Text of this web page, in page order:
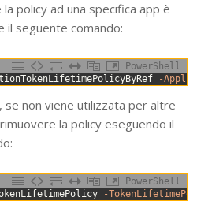
policy ad una specifica app è
il seguente comando:
PowerShell
-
se non viene utilizzata per altre
la policy eseguendo il
PowerShell
-